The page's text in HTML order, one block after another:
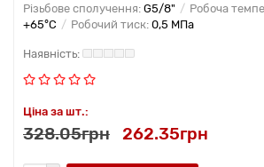
Різьбове сполучення: G5/8" Робоча
+65°C
Робочий тиск: 0,5 МПа
Ціна за шт.:
328.05грн 262.35грн